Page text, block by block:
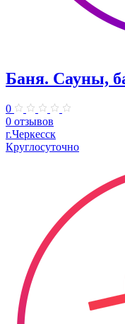
Баня. Сауны,
0
0 отзывов
г.Черкесск
Круглосуточно